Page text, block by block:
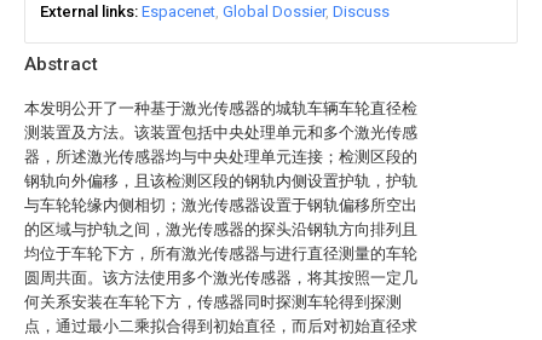
Abstract
本发明公开了一种基于激光传感器的城轨车辆车轮直径检
测装置及方法。该装置包括中央处理单元和多个激光传感
器，所述激光传感器均与中央处理单元连接；检测区段的
钢轨向外偏移，且该检测区段的钢轨内侧设置护轨，护轨
与车轮轮缘内侧相切；激光传感器设置于钢轨偏移所空出
的区域与护轨之间，激光传感器的探头沿钢轨方向排列且
均位于车轮下方，所有激光传感器与进行直径测量的车轮
圆周共面。该方法使用多个激光传感器，将其按照一定几
何关系安装在车轮下方，传感器同时探测车轮得到探测
点，通过最小二乘拟合得到初始直径，而后对初始直径求
External links Espacenet Global Dossier Discuss